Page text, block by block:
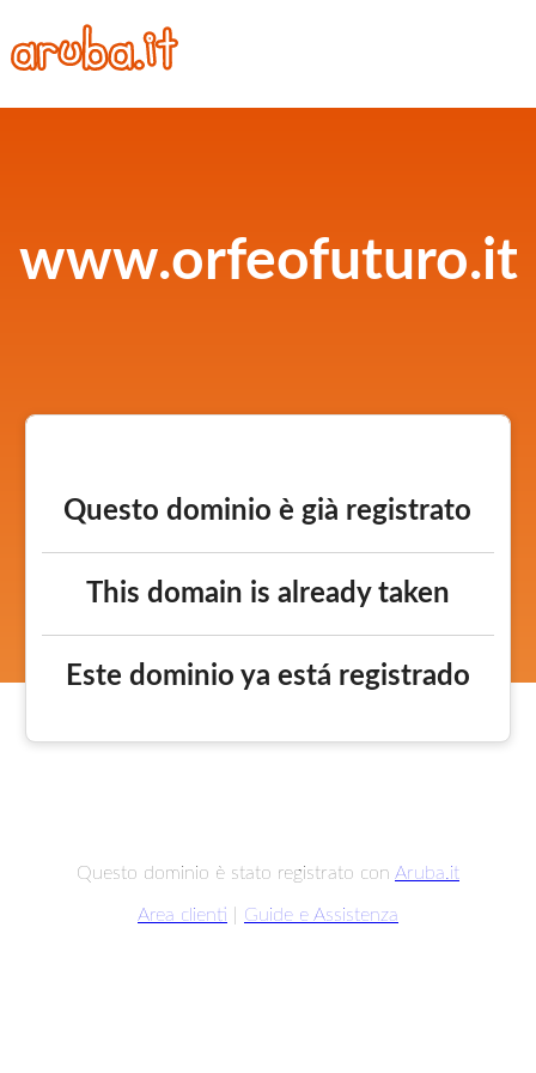
www.orfeofuturo.it
Questo dominio è già registrato
This domain is already taken
Este dominio ya está registrado
Questo dominio è stato registrato con Aruba.it
Area clienti Guide e Assistenza